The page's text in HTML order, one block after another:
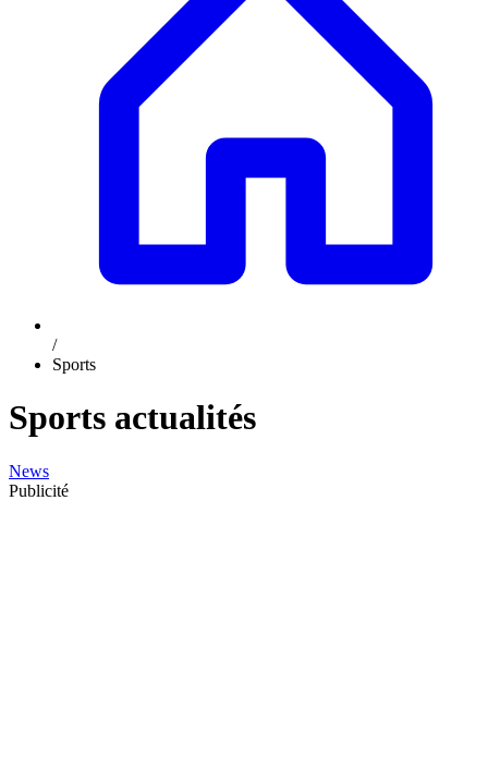
/
Sports
Sports actualités
News
Publicité